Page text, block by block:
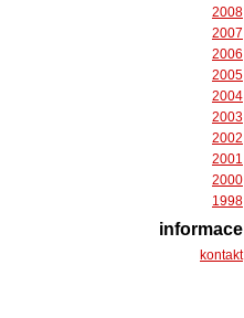
2008
2007
2006
2005
2004
2003
2002
2001
2000
1998
informace
kontakt